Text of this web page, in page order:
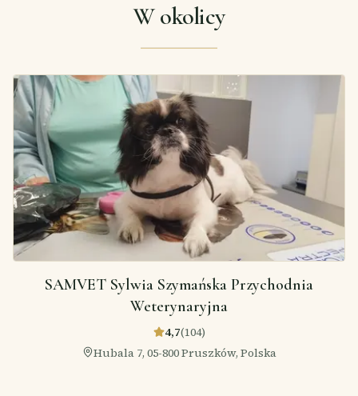
W okolicy
SAMVET Sylwia Szymańska Przychodnia
Weterynaryjna
4,7(104)
Hubala 7, 05-800 Pruszków, Polska